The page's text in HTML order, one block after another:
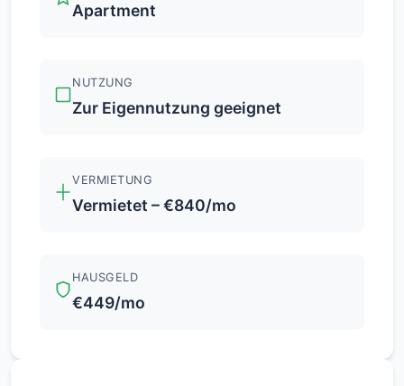
Apartment
NUTZUNG
Zur Eigennutzung geeignet
VERMIETUNG
Vermietet – €840/mo
HAUSGELD
€449/mo